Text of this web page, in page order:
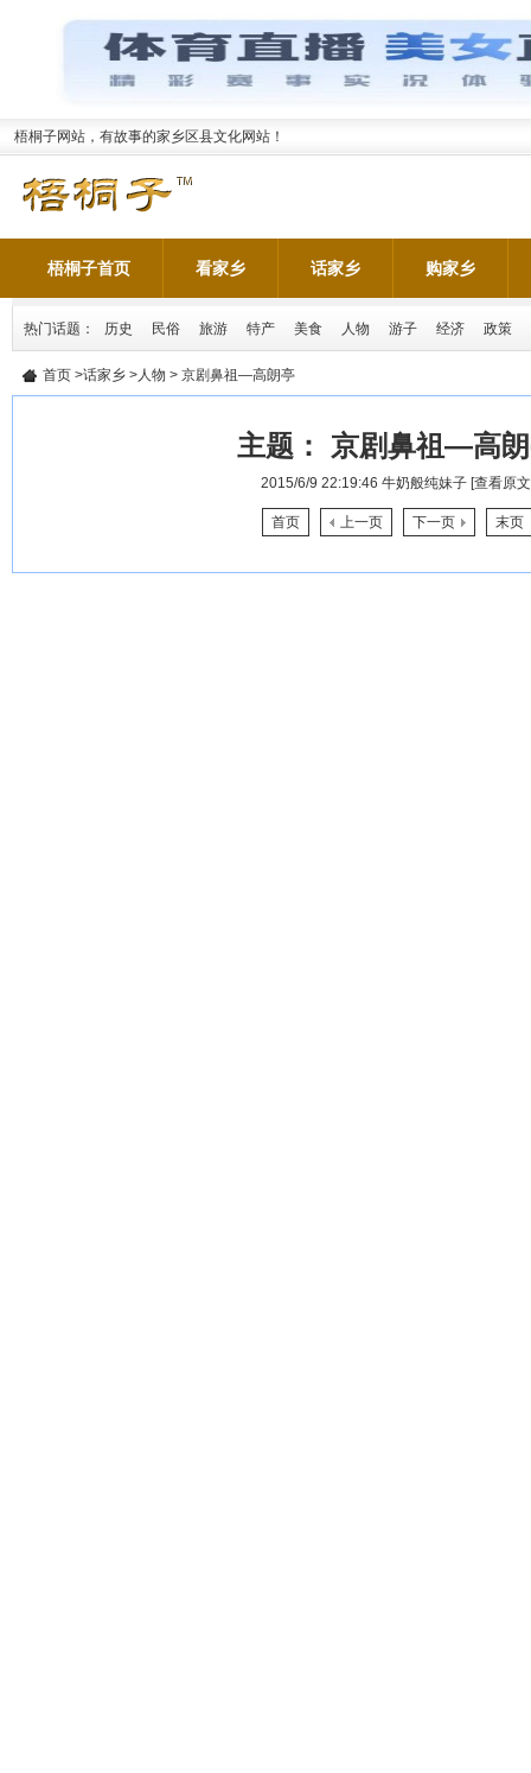
梧桐子网站，有故事的家乡区县文化网站！
梧桐子首页 看家乡 话家乡 购家乡
热门话题： 历史 民俗 旅游 特产 美食 人物 游子 经济 政策
首页 >话家乡 >人物 > 京剧鼻祖—高朗亭
主题： 京剧鼻祖—高
2015/6/9 22:19:46 牛奶般纯妹子 [查看原
首页 上一页 下一页 末页